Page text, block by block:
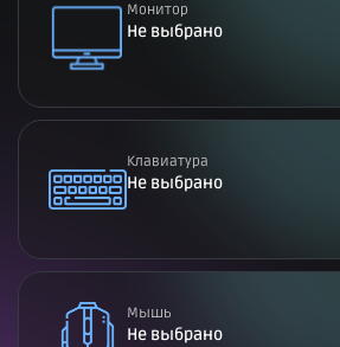
Монитор
Не выбрано
Клавиатура
Не выбрано
Мышь
Не выбрано